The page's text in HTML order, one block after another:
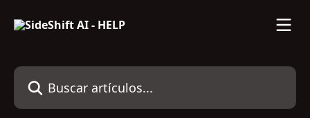
Buscar artículos...